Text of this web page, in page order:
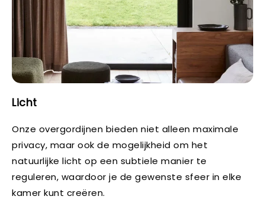
Licht
Onze overgordijnen bieden niet alleen maximale
privacy, maar ook de mogelijkheid om het
natuurlijke licht op een subtiele manier te
reguleren, waardoor je de gewenste sfeer in elke
kamer kunt creëren.